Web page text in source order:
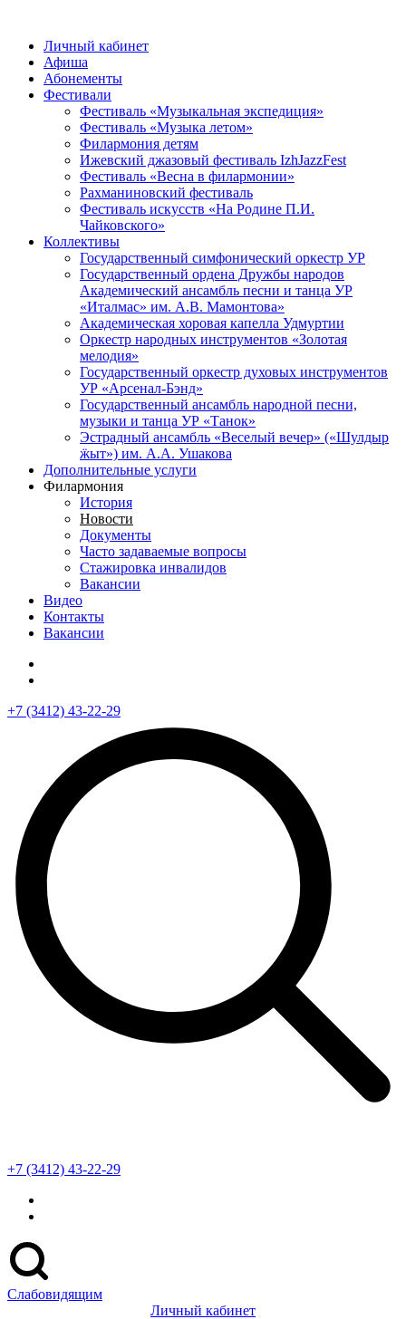
Личный кабинет
Афиша
Абонементы
Фестивали
Фестиваль «Музыкальная экспедиция»
Фестиваль «Музыка летом»
Филармония детям
Ижевский джазовый фестиваль IzhJazzFest
Фестиваль «Весна в филармонии»
Рахманиновский фестиваль
Фестиваль искусств «На Родине П.И.
Чайковского»
Коллективы
Государственный симфонический оркестр УР
Государственный ордена Дружбы народов
Академический ансамбль песни и танца УР
«Италмас» им. А.В. Мамонтова»
Академическая хоровая капелла Удмуртии
Оркестр народных инструментов «Золотая
мелодия»
Государственный оркестр духовых инструментов
УР «Арсенал-Бэнд»
Государственный ансамбль народной песни,
музыки и танца УР «Танок»
Эстрадный ансамбль «Веселый вечер» («Шулдыр
ӝыт») им. А.А. Ушакова
Дополнительные услуги
Филармония
История
Новости
Документы
Часто задаваемые вопросы
Стажировка инвалидов
Вакансии
Видео
Контакты
Вакансии
+7 (3412) 43-22-29
+7 (3412) 43-22-29
Слабовидящим
Личный кабинет